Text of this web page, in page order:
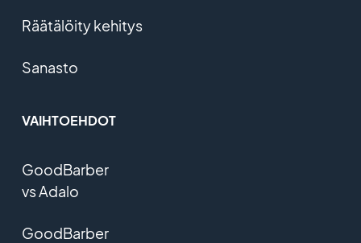
Räätälöity kehitys
Sanasto
VAIHTOEHDOT
GoodBarber
vs Adalo
GoodBarber